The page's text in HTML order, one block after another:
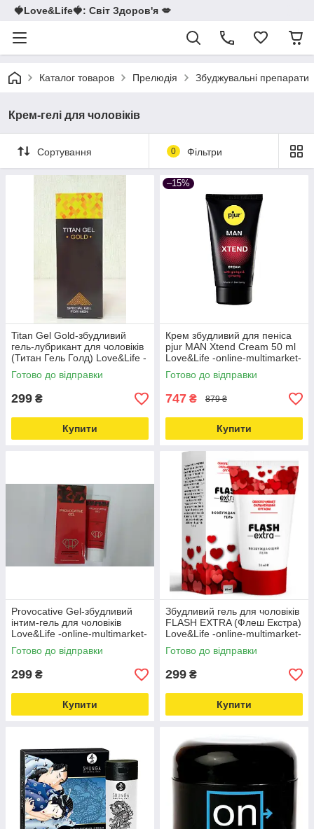
🍓Love&Life🍓: Світ Здоров'я 💋
Каталог товаров Прелюдія Збуджувальні препарати
Крем-гелі для чоловіків
Сортування 0 Фільтри
Titan Gel Gold-збудливий
гель-лубрикант для чоловіків
(Титан Гель Голд) Love&Life -
online-multimarket-
Готово до відправки
299 ₴
Купити
–15%
Крем збудливий для пеніса
pjur MAN Xtend Cream 50 ml
Love&Life -online-multimarket-
Готово до відправки
747 ₴ 879 ₴
Купити
Provocative Gel-збудливий
інтим-гель для чоловіків
Love&Life -online-multimarket-
Готово до відправки
299 ₴
Купити
Збудливий гель для чоловіків
FLASH EXTRA (Флеш Екстра)
Love&Life -online-multimarket-
Готово до відправки
299 ₴
Купити